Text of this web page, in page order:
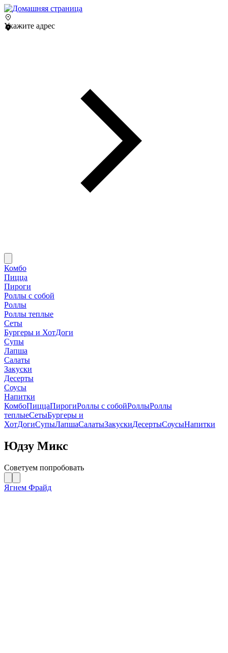
Укажите адрес
Комбо
Пицца
Пироги
Роллы с собой
Роллы
Роллы теплые
Сеты
Бургеры и ХотДоги
Супы
Лапша
Салаты
Закуски
Десерты
Соусы
Напитки
КомбоПиццаПирогиРоллы с собойРоллыРоллы
теплыеСетыБургеры и
ХотДогиСупыЛапшаСалатыЗакускиДесертыСоусыНапитки
Юдзу Микс
Советуем попробовать
Ягнем Фрайд